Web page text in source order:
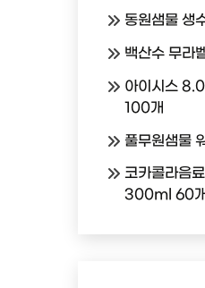
동원샘물
백산수 무라
아이시스
100개
풀무원샘물
코카콜라음
300ml 60